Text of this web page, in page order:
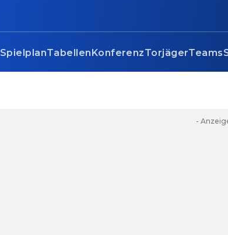
SpielplanTabellenKonferenzTorjägerTeams
-